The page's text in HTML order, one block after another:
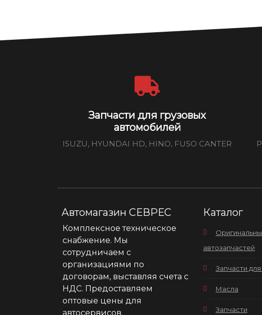
Запчасти для грузовых
автомобилей
ISUZU, HYUNDAI HD, HINO, FUSO CANTER
Автомагазин СЕВРЕС
Комплексное техническое
снабжение. Мы
сотрудничаем с
организациями по
договорам, выставляя счета с
НДС. Предоставляем
оптовые цены для
автосервисов.
Каталог
автозапчастей
Запчасти
Масла
Запчасти